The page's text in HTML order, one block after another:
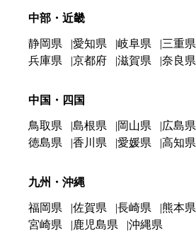
中部・近畿
静岡県 愛知県 岐阜県 三重県
兵庫県
京都府 滋賀県 奈良県
中国・四国
鳥取県 島根県 岡山県 広島県
徳島県
香川県 愛媛県 高知県
九州・沖縄
福岡県 佐賀県 長崎県 熊本県
宮崎県
鹿児島県 沖縄県